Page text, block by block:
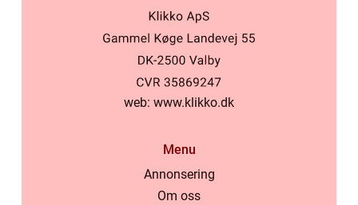
web: www.klikko.dk
Menu
Annonsering
Om oss